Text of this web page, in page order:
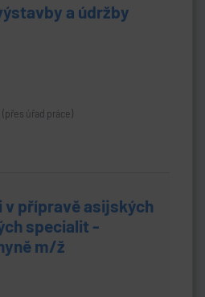
a údržby
(přes úřad práce)
v přípravě asijských
specialit -
m/ž